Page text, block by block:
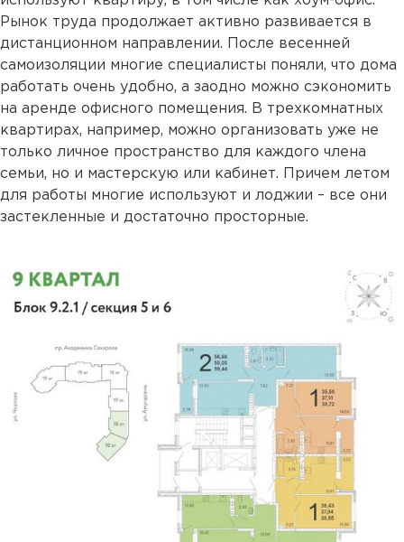
Рынок труда продолжает активно развивается в
дистанционном направлении. После весенней
самоизоляции многие специалисты поняли, что дома
работать очень удобно, а заодно можно сэкономить
на аренде офисного помещения. В трехкомнатных
квартирах, например, можно организовать уже не
только личное пространство для каждого члена
семьи, но и мастерскую или кабинет. Причем летом
для работы многие используют и лоджии – все они
застекленные и достаточно просторные.